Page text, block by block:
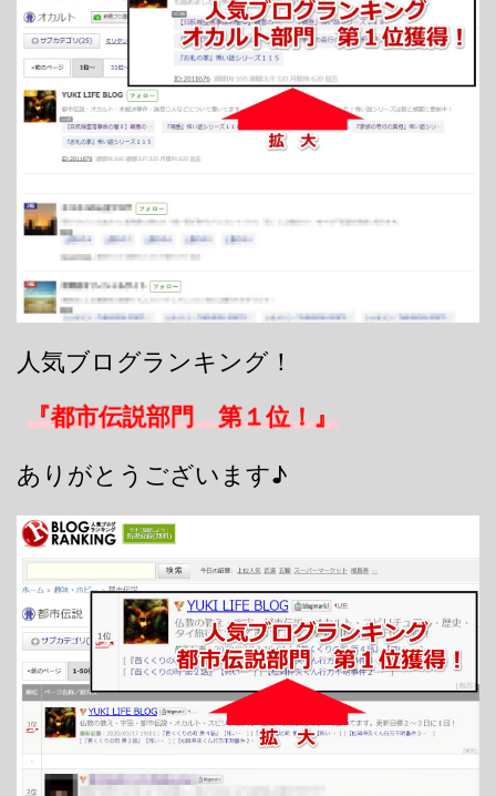
人気ブログランキング！
『都市伝説部門 第１位！』
ありがとうございます♪